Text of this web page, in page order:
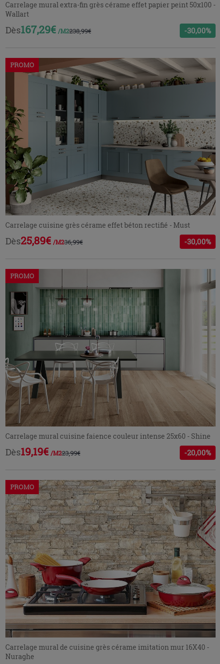
Carrelage mural extra-fin grès cérame effet papier peint 50x100 -
Wallart
Dès167,29€ /M2238,99€ -30,00%
PROMO
Carrelage cuisine grès cérame effet béton rectifié - Must
Dès25,89€ /M236,99€ -30,00%
PROMO
Carrelage mural cuisine faience couleur intense 25x60 - Shine
Dès19,19€ /M223,99€ -20,00%
PROMO
Carrelage mural de cuisine grès cérame imitation mur 16X40 -
Nuraghe